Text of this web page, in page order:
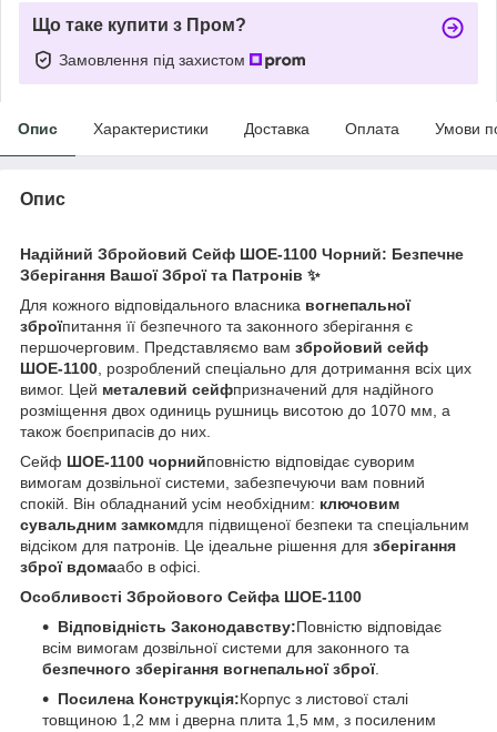
Що таке купити з Пром?
Замовлення під захистом
Опис Характеристики Доставка Оплата Умови
Опис
Надійний Збройовий Сейф ШОЕ-1100 Чорний: Безпечне
Зберігання Вашої Зброї та Патронів ✨
Для кожного відповідального власника вогнепальної
зброїпитання її безпечного та законного зберігання є
першочерговим. Представляємо вам збройовий сейф
ШОЕ-1100, розроблений спеціально для дотримання всіх цих
вимог. Цей металевий сейфпризначений для надійного
розміщення двох одиниць рушниць висотою до 1070 мм, а
також боєприпасів до них.
Сейф ШОЕ-1100 чорнийповністю відповідає суворим
вимогам дозвільної системи, забезпечуючи вам повний
спокій. Він обладнаний усім необхідним: ключовим
сувальдним замкомдля підвищеної безпеки та спеціальним
відсіком для патронів. Це ідеальне рішення для зберігання
зброї вдомаабо в офісі.
Особливості Збройового Сейфа ШОЕ-1100
Відповідність Законодавству:Повністю відповідає
всім вимогам дозвільної системи для законного та
безпечного зберігання вогнепальної зброї.
Посилена Конструкція:Корпус з листової сталі
товщиною 1,2 мм і дверна плита 1,5 мм, з посиленим